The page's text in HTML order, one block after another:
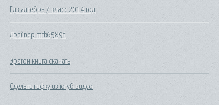
Гдз алгебра 7 класс 2014 год
Драйвер mtk6589t
Эрагон книга скачать
Сделать гифку из ютуб видео